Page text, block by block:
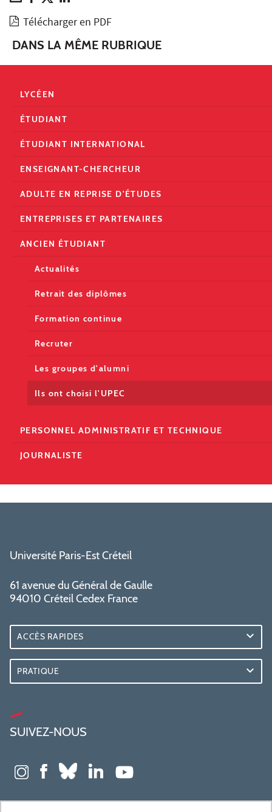
Télécharger en PDF
DANS LA MÊME RUBRIQUE
LYCÉEN
ÉTUDIANT
ÉTUDIANT INTERNATIONAL
ENSEIGNANT-CHERCHEUR
ADULTE EN REPRISE D'ÉTUDES
ENTREPRISES ET PARTENAIRES
ANCIEN ÉTUDIANT
Actualités
Retrait des diplômes
Formation continue
Recruter
Les groupes d'alumni
Ils ont choisi l'UPEC
PERSONNEL ADMINISTRATIF ET TECHNIQUE
JOURNALISTE
Université Paris-Est Créteil
61 avenue du Général de Gaulle
94010 Créteil Cedex France
ACCÈS RAPIDES
PRATIQUE
SUIVEZ-NOUS